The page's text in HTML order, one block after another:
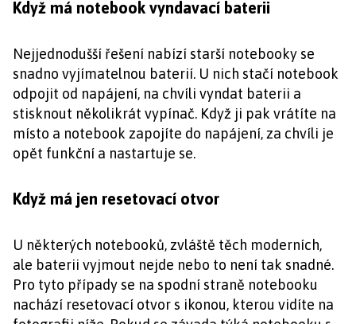
Když má notebook vyndavací baterii
Nejjednodušší řešení nabízí starší notebooky se
snadno vyjímatelnou baterií. U nich stačí notebook
odpojit od napájení, na chvíli vyndat baterii a
stisknout několikrát vypínač. Když ji pak vrátíte na
místo a notebook zapojíte do napájení, za chvíli je
opět funkční a nastartuje se.
Když má jen resetovací otvor
U některých notebooků, zvláště těch moderních,
ale baterii vyjmout nejde nebo to není tak snadné.
Pro tyto případy se na spodní straně notebooku
nachází resetovací otvor s ikonou, kterou vidíte na